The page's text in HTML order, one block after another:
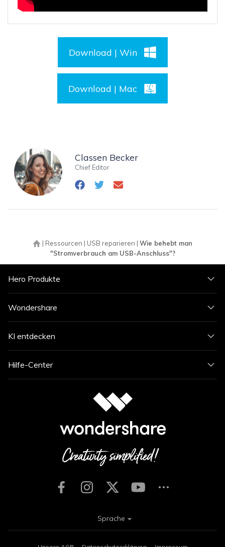
Download | Win
Download | Mac
Classen Becker
Chief Editor
| Ressourcen | USB reparieren | Wie behebt man
"Stromverbrauch am USB-Anschluss"?
Hero Produkte
Wondershare
KI entdecken
Hilfe-Center
Sprache